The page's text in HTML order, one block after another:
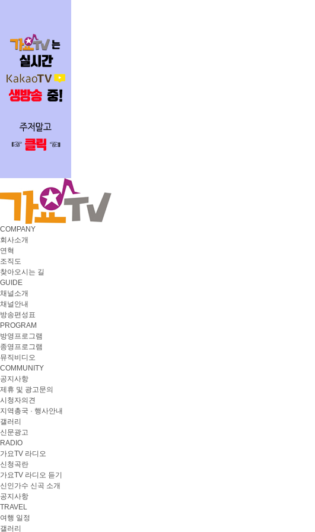
COMPANY
회사소개
연혁
조직도
찾아오시는 길
GUIDE
채널소개
채널안내
방송편성표
PROGRAM
방영프로그램
종영프로그램
뮤직비디오
COMMUNITY
공지사항
제휴 및 광고문의
시청자의견
지역총국 · 행사안내
갤러리
신문광고
RADIO
가요TV 라디오
신청곡란
가요TV 라디오 듣기
신인가수 신곡 소개
공지사항
TRAVEL
여행 일정
갤러리